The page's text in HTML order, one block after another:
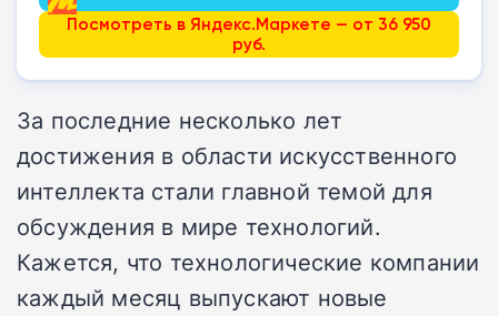
Посмотреть в Яндекс.Маркете — от 36 950
руб.
За последние несколько лет
достижения в области искусственного
интеллекта стали главной темой для
обсуждения в мире технологий.
Кажется, что технологические компании
каждый месяц выпускают новые